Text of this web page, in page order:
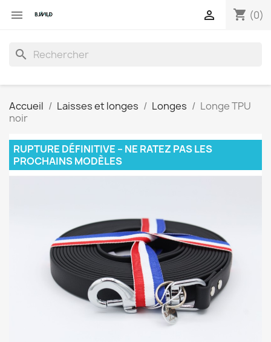
 shopping_cart (0)

search
Accueil Laisses et longes Longes
Longe TPU
noir
RUPTURE DÉFINITIVE – NE RATEZ PAS LES
PROCHAINS MODÈLES